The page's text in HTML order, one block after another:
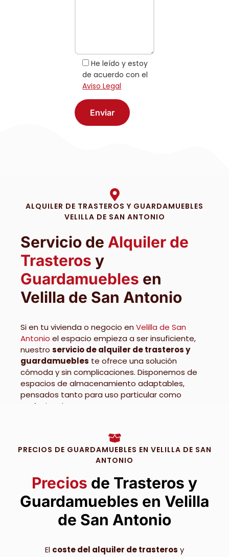
He leído y estoy
de acuerdo con el
Aviso Legal
ALQUILER DE TRASTEROS Y GUARDAMUEBLES
VELILLA DE SAN ANTONIO
Servicio de Alquiler de
Trasteros y
Guardamuebles en
Velilla de San Antonio
Si en tu vivienda o negocio enVelilla de San
Antonio el espacio empieza a ser insuficiente,
nuestro servicio de alquiler de trasteros y
guardamuebles te ofrece una solución
cómoda y sin complicaciones. Disponemos de
espacios de almacenamiento adaptables,
pensados tanto para uso particular como
profesional.
dimensiones, adecuados para guardar desde
cajas, ropa o bicicletas hasta mobiliario, archivos
o mercancía. El servicio deguardamuebles
traslados, permitiendo conservar tus objetos
en un entorno seguro durante el tiempo que
necesites.
instalaciones están preparadas para ofrecer
PRECIOS DE GUARDAMUEBLES EN VELILLA DE SAN
ANTONIO
Precios de Trasteros y
Guardamuebles en Velilla
de San Antonio
El coste del alquiler de trasteros y